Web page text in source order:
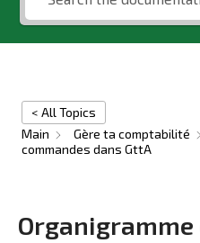
< All Topics
Main
Gère ta comptabilité
commandes dans GttA
Organigramme